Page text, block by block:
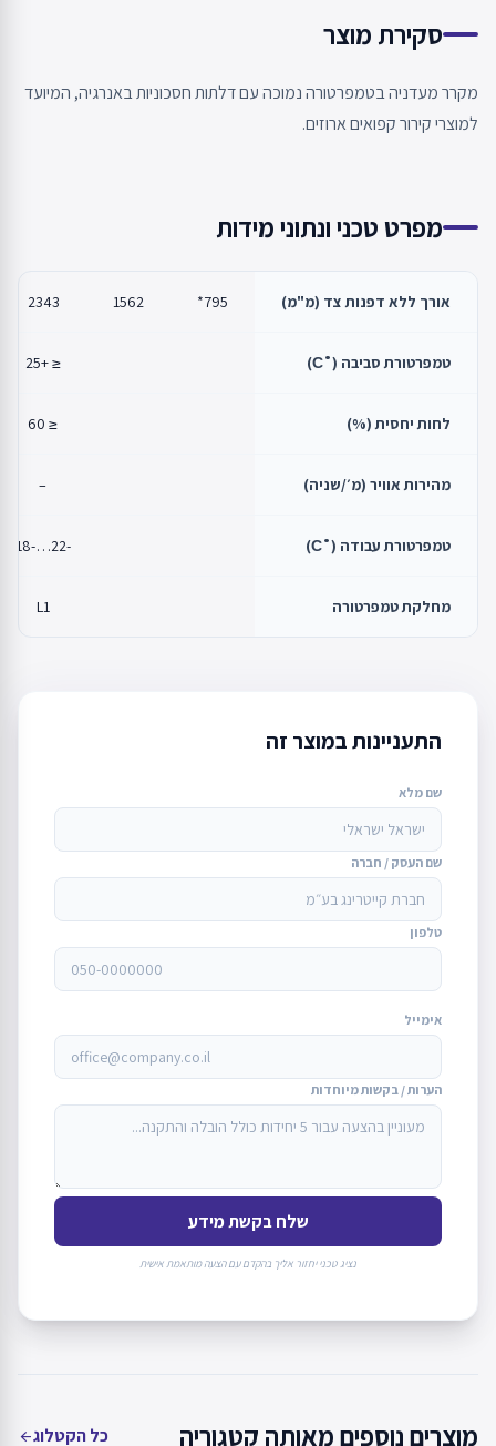
סקירת מוצר
מקרר מעדניה בטמפרטורה נמוכה עם דלתות חסכוניות באנרגיה, המיועד
למוצרי קירור קפואים ארוזים.
מפרט טכני ונתוני מידות
אורך ללא דפנות צד (מ"מ) 795*
1562
2343
טמפרטורת סביבה (˚С) ≤ +25
לחות יחסית (%) ≤ 60
מהירות אוויר (מ׳/שניה) –
טמפרטורת עבודה (˚С) -22…-18
מחלקת טמפרטורה L1
התעניינות במוצר זה
שם מלא
שם העסק / חברה
טלפון
אימייל
הערות / בקשות מיוחדות
שלח בקשת מידע
נציג טכני יחזור אליך בהקדם עם הצעה מותאמת אישית
מוצרים נוספים מאותה קטגוריה כל הקטלוגarrow_back